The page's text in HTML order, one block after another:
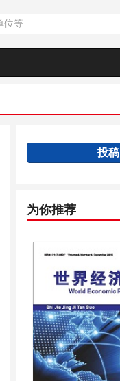
投稿
为你推荐